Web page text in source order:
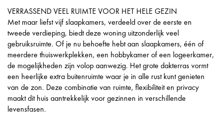
VERRASSEND VEEL RUIMTE VOOR HET HELE GEZIN
Met maar liefst vijf slaapkamers, verdeeld over de eerste en
tweede verdieping, biedt deze woning uitzonderlijk veel
gebruiksruimte. Of je nu behoefte hebt aan slaapkamers, één of
meerdere thuiswerkplekken, een hobbykamer of een logeerkamer,
de mogelijkheden zijn volop aanwezig. Het grote dakterras vormt
een heerlijke extra buitenruimte waar je in alle rust kunt genieten
van de zon. Deze combinatie van ruimte, flexibiliteit en privacy
maakt dit huis aantrekkelijk voor gezinnen in verschillende
levensfasen.